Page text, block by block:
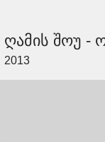
ღამის შოუ -
2013